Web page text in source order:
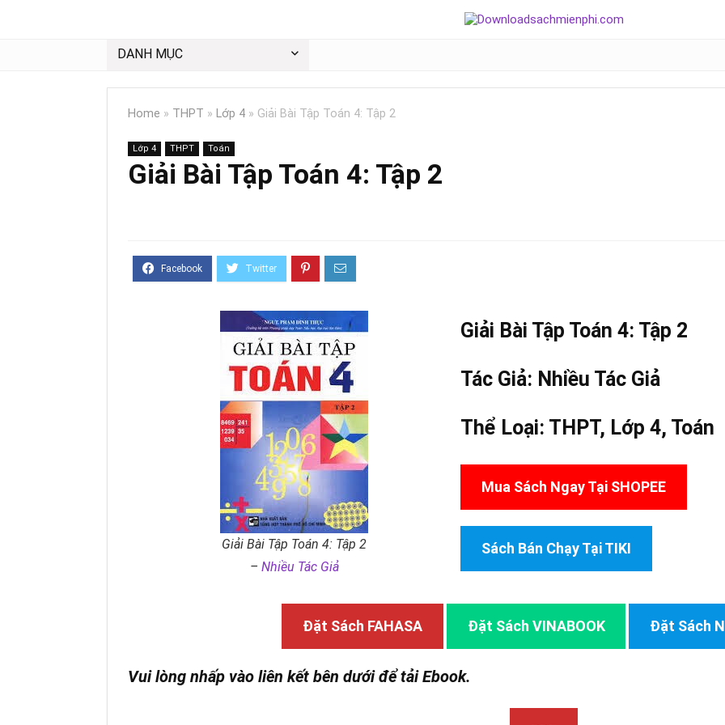
DANH MỤC
Home » THPT » Lớp 4 » Giải Bài Tập Toán 4: Tập 2
Lớp 4 THPT Toán
Giải Bài Tập Toán 4: Tập 2
Giải Bài Tập Toán 4: Tập 2
– Nhiều Tác Giả
Giải Bài Tập Toán 4: Tập 2
Tác Giả: Nhiều Tác Giả
Thể Loại: THPT, Lớp 4, Toán
Mua Sách Ngay Tại SHOPEE
Sách Bán Chạy Tại TIKI
Đặt Sách FAHASA Đặt Sách VINABOOK Đặt Sách
Vui lòng nhấp vào liên kết bên dưới để tải Ebook.